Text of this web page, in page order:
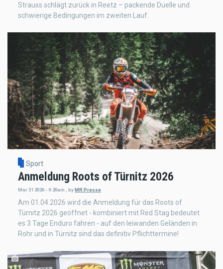
Strauss schlägt zurück in Reetz – packende Duelle und
schwierige Bedingungen im zweiten Lauf.
Sport
Anmeldung Roots of Türnitz 2026
Mar 31 2026 - 9:20am , byMR Presse
Am 01.04.2026 wird die Anmeldung für das Roots of
Türnitz 2026 geöffnet - kombiniert mit Red Stag bedeutet
es 3 Tage Enduro fahren - auf den leiwanden Geländen in
Rohr und in Türnitz sind das definitiv Pflichttermine!